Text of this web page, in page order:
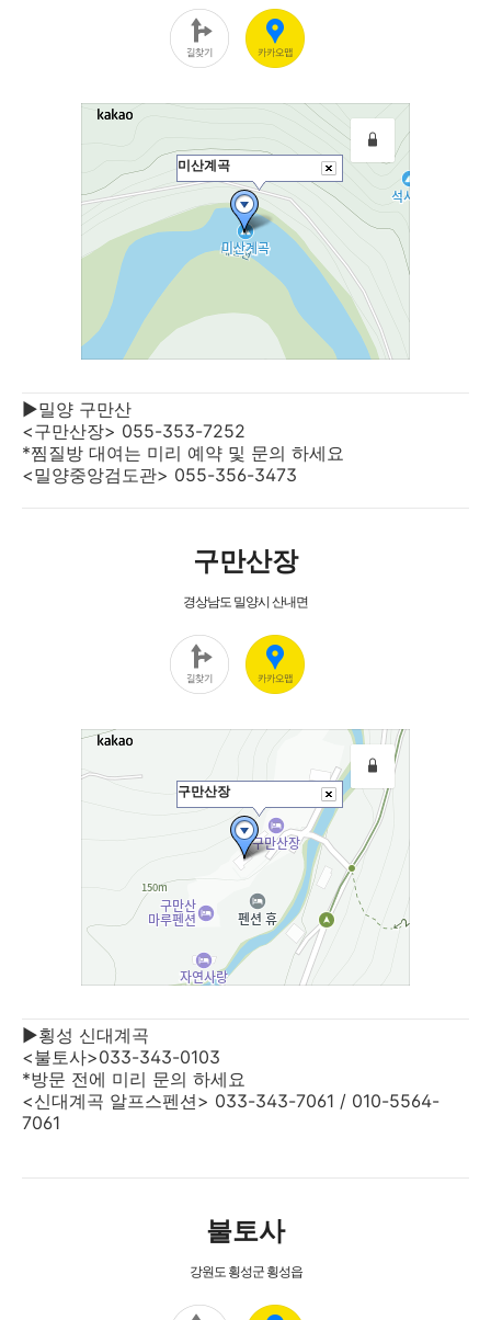
▶밀양 구만산
<구만산장> 055-353-7252
*찜질방 대여는 미리 예약 및 문의 하세요
<밀양중앙검도관> 055-356-3473
▶횡성 신대계곡
<불토사>033-343-0103
*방문 전에 미리 문의 하세요
<신대계곡 알프스펜션> 033-343-7061 / 010-5564-
7061